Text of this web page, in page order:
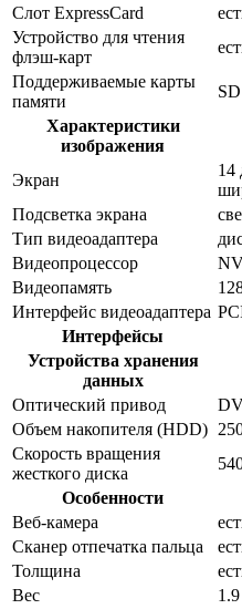
Слот ExpressCard
Устройство для чтения
флэш-карт
Поддерживаемые карты
памяти
SD
Характеристики
изображения
Экран
14
Подсветка экрана
Тип видеоадаптера
Видеопроцессор
Видеопамять
Интерфейс видеоадаптера
Интерфейсы
Устройства хранения
данных
Оптический привод
Объем накопителя (HDD)
Скорость вращения
жесткого диска
Особенности
Веб-камера
Сканер отпечатка пальца
Толщина
Вес